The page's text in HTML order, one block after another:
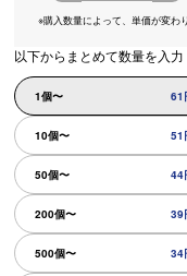
※購入数量によって、 単価が変わ
以下からまとめて数量を入力
1個〜 61
10個〜 51
50個〜 44
200個〜 39
500個〜 34